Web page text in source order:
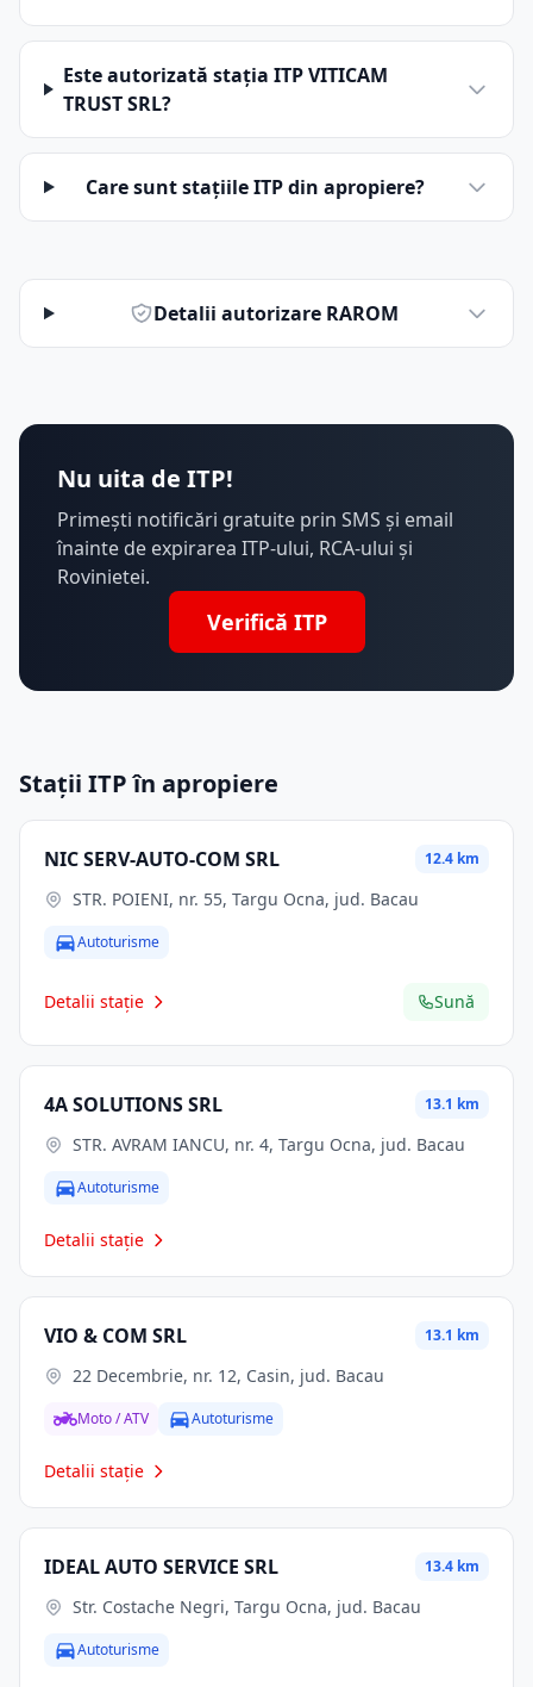
Este autorizată stația ITP VITICAM
TRUST SRL?
Care sunt stațiile ITP din apropiere?
Detalii autorizare RAROM
Nu uita de ITP!
Primești notificări gratuite prin SMS și email
înainte de expirarea ITP-ului, RCA-ului și
Rovinietei.
Verifică ITP
Stații ITP în apropiere
NIC SERV-AUTO-COM SRL 12.4 km
STR. POIENI, nr. 55, Targu Ocna, jud. Bacau
Autoturisme
Detalii stație Sună
4A SOLUTIONS SRL 13.1 km
STR. AVRAM IANCU, nr. 4, Targu Ocna, jud. Bacau
Autoturisme
Detalii stație
VIO & COM SRL 13.1 km
22 Decembrie, nr. 12, Casin, jud. Bacau
Moto / ATV Autoturisme
Detalii stație
IDEAL AUTO SERVICE SRL 13.4 km
Str. Costache Negri, Targu Ocna, jud. Bacau
Autoturisme